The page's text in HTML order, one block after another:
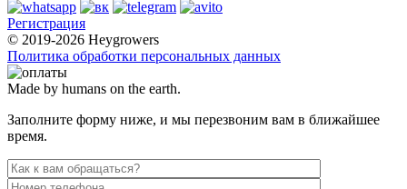
Регистрация
© 2019-2026 Heygrowers
Политика обработки персональных данных
Made by humans on the earth.
Заполните форму ниже, и мы перезвоним вам в ближайшее
время.